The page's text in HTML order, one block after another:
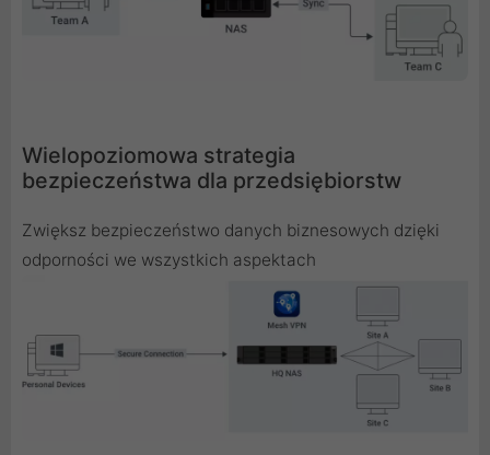
Wielopoziomowa strategia
bezpieczeństwa dla przedsiębiorstw
Zwiększ bezpieczeństwo danych biznesowych dzięki
odporności we wszystkich aspektach